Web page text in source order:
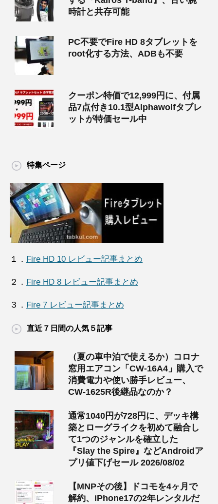
時計と共存可能
PC不要でFire HD 8タブレットを
root化する方法、ADBも不要
クーポン特価で12,999円に、付属
品7点付き10.1型Alphawolfタブレ
ットが特価セール中
特集ページ
１． Fire HD 10 レビュー記事まとめ
２． Fire HD 8 レビュー記事まとめ
３． Fire 7 レビュー記事まとめ
直近７日間の人気５記事
（夏の車中泊で使えるか）コロナ
窓用エアコン「CW-16A4」購入で
消費電力や使い勝手レビュー、
CW-1625R後継品なのか？
通常1040円が728円に、デッキ構
築とローグライクを初めて融合し
て1つのジャンルを確立した
『Slay the Spire』などAndroidア
プリ値下げセール 2026/08/02
【MNPその後】ドコモを4ヶ月で
解約、iPhone17の2年レンタルだ